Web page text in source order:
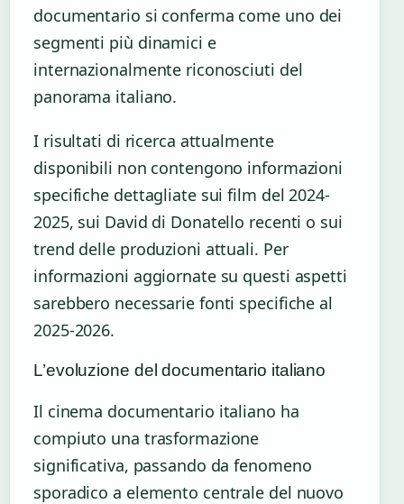
documentario si conferma come uno dei
segmenti più dinamici e
internazionalmente riconosciuti del
panorama italiano.
I risultati di ricerca attualmente
disponibili non contengono informazioni
specifiche dettagliate sui film del 2024-
2025, sui David di Donatello recenti o sui
trend delle produzioni attuali. Per
informazioni aggiornate su questi aspetti
sarebbero necessarie fonti specifiche al
2025-2026.
L’evoluzione del documentario italiano
Il cinema documentario italiano ha
compiuto una trasformazione
significativa, passando da fenomeno
sporadico a elemento centrale del nuovo